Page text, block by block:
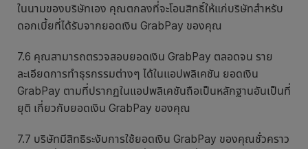
ในนามของบริษัทเอง คุณตกลงที่จะโอนสิทธิ์ให้แก่บริษัทสำหรับ
ดอกเบี้ยที่ได้รับจากยอดเงิน GrabPay ของคุณ
7.6 คุณสามารถตรวจสอบยอดเงิน GrabPay ตลอดจน ราย
ละเอียดการทำธุรกรรมต่างๆ ได้ในแอปพลิเคชัน ยอดเงิน
GrabPay ตามที่ปรากฏในแอปพลิเคชันถือเป็นหลักฐานอันเป็นที่
ยุติ เกี่ยวกับยอดเงิน GrabPay ของคุณ
7.7 บริษัทมีสิทธิระงับการใช้ยอดเงิน GrabPay ของคุณชั่วคราว